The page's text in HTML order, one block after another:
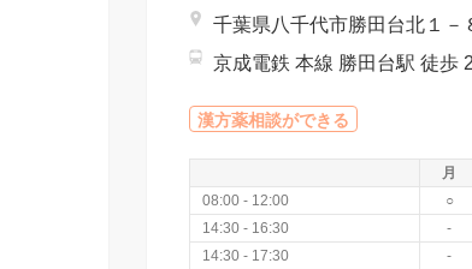
漢方薬相談ができる
月
08:00 - 12:00
○
14:30 - 16:30
-
14:30 - 17:30
-